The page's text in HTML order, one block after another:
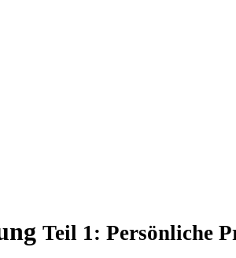
Teil 1: Persönliche